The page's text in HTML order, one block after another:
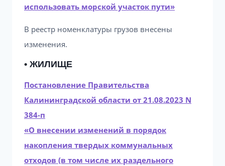
использовать морской участок пути»
В реестр номенклатуры грузов внесены
изменения.
• ЖИЛИЩЕ
Постановление Правительства
Калининградской области от 21.08.2023 N
384-п
«О внесении изменений в порядок
накопления твердых коммунальных
отходов (в том числе их раздельного